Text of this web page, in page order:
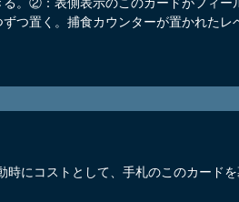
つ置く。捕食カウンターが置かれたレ
にコストとして、手札のこのカードを